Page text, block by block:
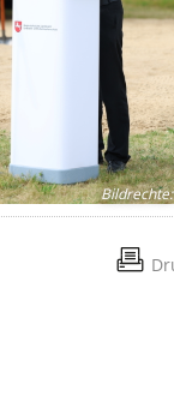
Bildrechte: